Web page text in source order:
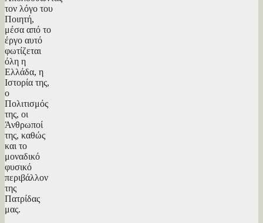
τον λόγο του
Ποιητή,
μέσα από το
έργο αυτό
φωτίζεται
όλη η
Ελλάδα, η
Ιστορία της,
ο
Πολιτισμός
της, οι
Άνθρωποί
της, καθώς
και το
μοναδικό
φυσικό
περιβάλλον
της
Πατρίδας
μας.